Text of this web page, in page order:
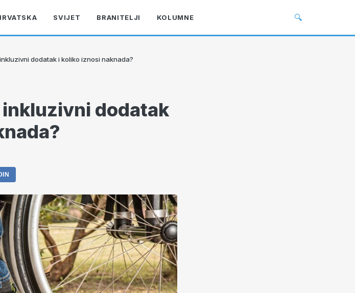
SVIJET BRANITELJI KOLUMNE 🔍
dodatak i koliko iznosi naknada?
inkluzivni dodatak